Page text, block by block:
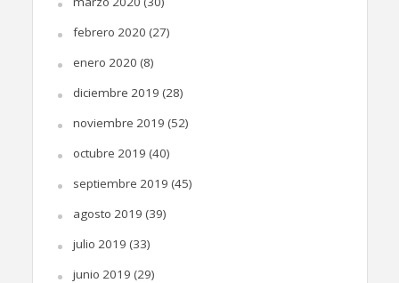
febrero 2020 (27)
enero 2020 (8)
diciembre 2019 (28)
noviembre 2019 (52)
octubre 2019 (40)
septiembre 2019 (45)
agosto 2019 (39)
julio 2019 (33)
junio 2019 (29)